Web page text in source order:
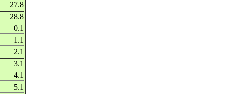
27.8
28.8
0.1
1.1
2.1
3.1
4.1
5.1